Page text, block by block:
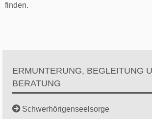
finden.
ERMUNTERUNG, BEGLEITUNG
BERATUNG
Schwerhörigenseelsorge